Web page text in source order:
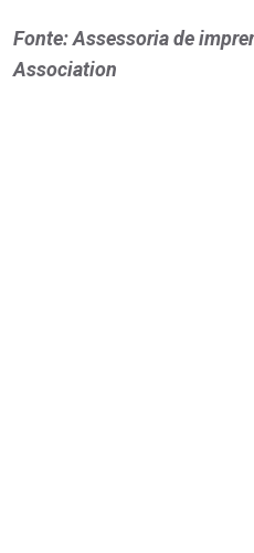
Fonte: Assessoria de
Association